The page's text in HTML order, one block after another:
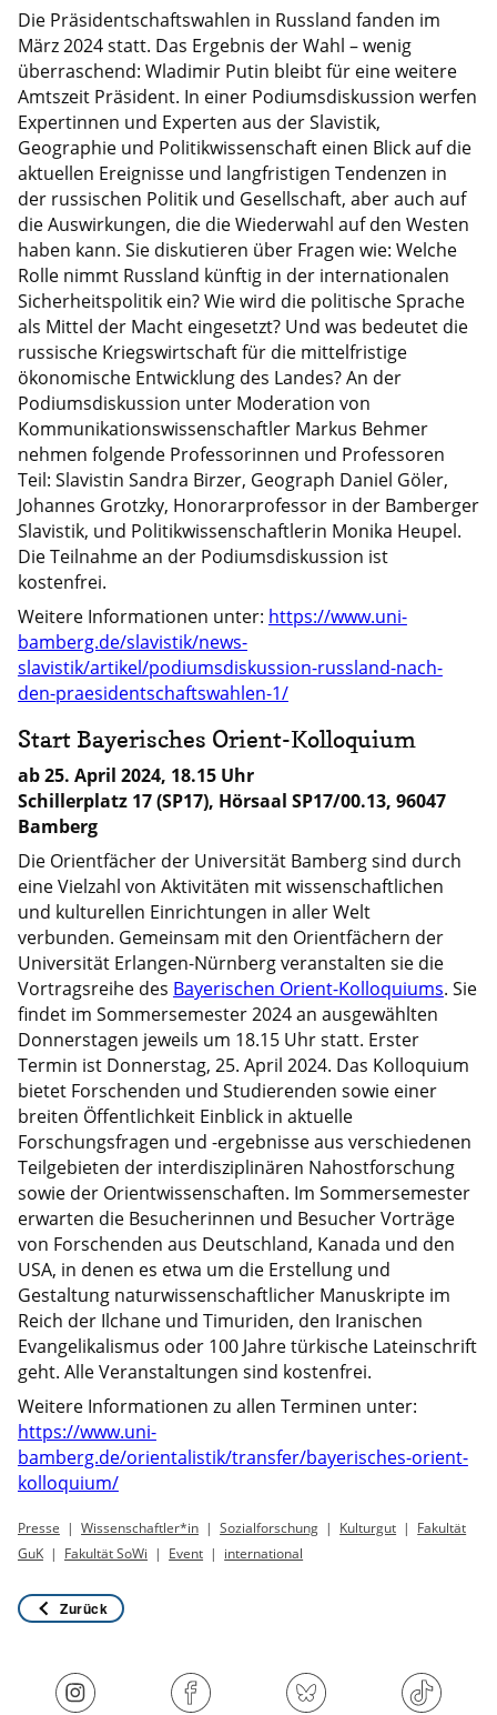
Die Präsidentschaftswahlen in Russland fanden im
März 2024 statt. Das Ergebnis der Wahl – wenig
überraschend: Wladimir Putin bleibt für eine weitere
Amtszeit Präsident. In einer Podiumsdiskussion werfen
Expertinnen und Experten aus der Slavistik,
Geographie und Politikwissenschaft einen Blick auf die
aktuellen Ereignisse und langfristigen Tendenzen in
der russischen Politik und Gesellschaft, aber auch auf
die Auswirkungen, die die Wiederwahl auf den Westen
haben kann. Sie diskutieren über Fragen wie: Welche
Rolle nimmt Russland künftig in der internationalen
Sicherheitspolitik ein? Wie wird die politische Sprache
als Mittel der Macht eingesetzt? Und was bedeutet die
russische Kriegswirtschaft für die mittelfristige
ökonomische Entwicklung des Landes? An der
Podiumsdiskussion unter Moderation von
Kommunikationswissenschaftler Markus Behmer
nehmen folgende Professorinnen und Professoren
Teil: Slavistin Sandra Birzer, Geograph Daniel Göler,
Johannes Grotzky, Honorarprofessor in der Bamberger
Slavistik, und Politikwissenschaftlerin Monika Heupel.
Die Teilnahme an der Podiumsdiskussion ist
kostenfrei.
Weitere Informationen unter: https://www.uni-
bamberg.de/slavistik/news-
slavistik/artikel/podiumsdiskussion-russland-nach-
den-praesidentschaftswahlen-1/
Start Bayerisches Orient-Kolloquium
ab 25. April 2024, 18.15 Uhr
Schillerplatz 17 (SP17), Hörsaal SP17/00.13, 96047
Bamberg
Die Orientfächer der Universität Bamberg sind durch
eine Vielzahl von Aktivitäten mit wissenschaftlichen
und kulturellen Einrichtungen in aller Welt
verbunden. Gemeinsam mit den Orientfächern der
Universität Erlangen-Nürnberg veranstalten sie die
Vortragsreihe des Bayerischen Orient-Kolloquiums. Sie
findet im Sommersemester 2024 an ausgewählten
Donnerstagen jeweils um 18.15 Uhr statt. Erster
Termin ist Donnerstag, 25. April 2024. Das Kolloquium
bietet Forschenden und Studierenden sowie einer
breiten Öffentlichkeit Einblick in aktuelle
Forschungsfragen und -ergebnisse aus verschiedenen
Teilgebieten der interdisziplinären Nahostforschung
sowie der Orientwissenschaften. Im Sommersemester
erwarten die Besucherinnen und Besucher Vorträge
von Forschenden aus Deutschland, Kanada und den
USA, in denen es etwa um die Erstellung und
Gestaltung naturwissenschaftlicher Manuskripte im
Reich der Ilchane und Timuriden, den Iranischen
Evangelikalismus oder 100 Jahre türkische Lateinschrift
geht. Alle Veranstaltungen sind kostenfrei.
Weitere Informationen zu allen Terminen unter:
https://www.uni-
bamberg.de/orientalistik/transfer/bayerisches-orient-
kolloquium/
Presse Wissenschaftler*in Sozialforschung Kulturgut
Fakultät
GuK
Fakultät SoWi Event international
Zurück